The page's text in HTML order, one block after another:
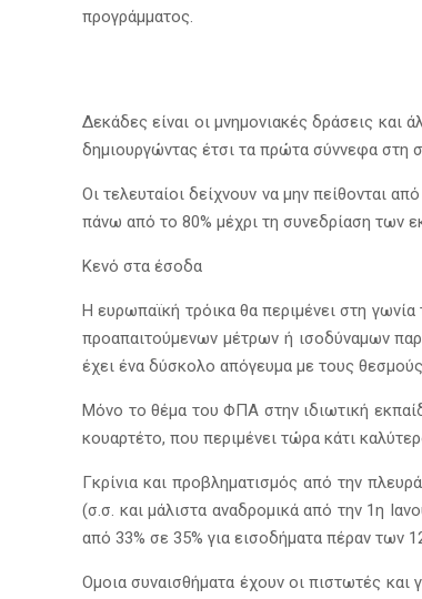
προγράμματος.
Δεκάδες είναι οι μνημονιακές δράσεις και
δημιουργώντας έτσι τα πρώτα σύννεφα στη
Οι τελευταίοι δείχνουν να μην πείθονται
πάνω από το 80% μέχρι τη συνεδρίαση
Κενό στα έσοδα
Η ευρωπαϊκή τρόικα θα περιμένει στη
προαπαιτούμενων μέτρων ή ισοδύναμων
έχει ένα δύσκολο απόγευμα με τους
Μόνο το θέμα του ΦΠΑ στην ιδιωτική
κουαρτέτο, που περιμένει τώρα κάτι
Γκρίνια και προβληματισμός από την
(σ.σ. και μάλιστα αναδρομικά από την 1η
από 33% σε 35% για εισοδήματα πέραν των
Ομοια συναισθήματα έχουν οι πιστωτές